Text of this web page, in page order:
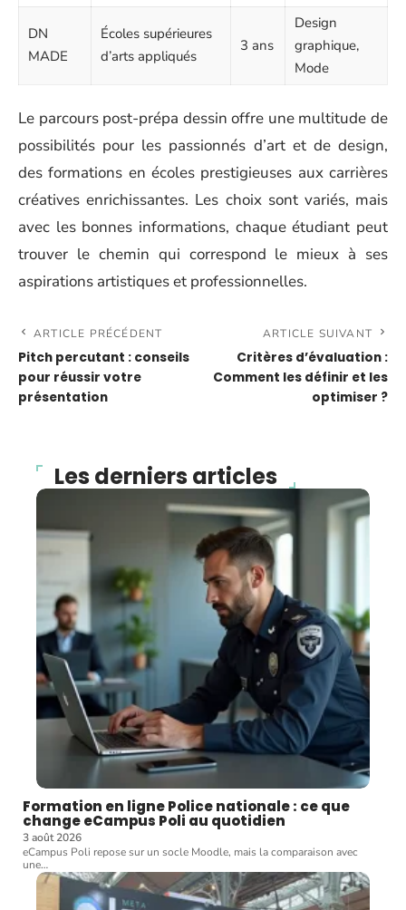
DN
MADE
Écoles supérieures
d’arts appliqués
3 ans
Design
graphique,
Mode
Le parcours post-prépa dessin offre une multitude de
possibilités pour les passionnés d’art et de design,
des formations en écoles prestigieuses aux carrières
créatives enrichissantes. Les choix sont variés, mais
avec les bonnes informations, chaque étudiant peut
trouver le chemin qui correspond le mieux à ses
aspirations artistiques et professionnelles.
ARTICLE PRÉCÉDENT
Pitch percutant : conseils
pour réussir votre
présentation
ARTICLE SUIVANT
Critères d’évaluation :
Comment les définir et les
optimiser ?
Les derniers articles
Formation en ligne Police nationale : ce que
change eCampus Poli au quotidien
3 août 2026
eCampus Poli repose sur un socle Moodle, mais la comparaison avec
une…